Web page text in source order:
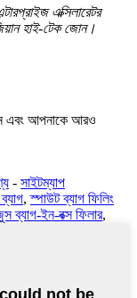
এক্সিলারেটর
হাই-টেক জোন।
এবং আপনাকে আরও
- সাইটম্যাপ
,স্পাউট ব্যাগ ফিলিং
ব্যাগ-ইন-বক্স ফিলার,